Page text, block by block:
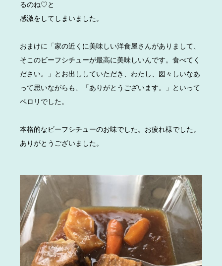
るのね♡と
感激をしてしまいました。
おまけに「家の近くに美味しい洋食屋さんがありまして、
そこのビーフシチューが最高に美味しいんです。食べてく
ださい。」とお出ししていただき、わたし、図々しいなあ
って思いながらも、「ありがとうございます。」といって
ペロリでした。
本格的なビーフシチューのお味でした。お疲れ様でした。
ありがとうございました。